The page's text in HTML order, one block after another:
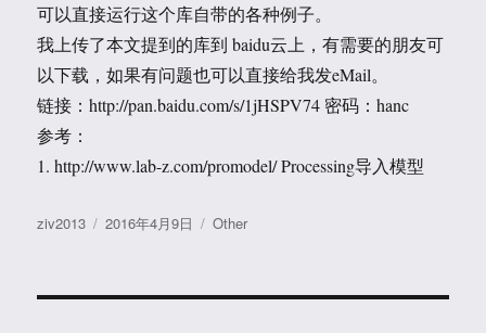
可以直接运行这个库自带的各种例子。
我上传了本文提到的库到 baidu云上，有需要的朋友可
以下载，如果有问题也可以直接给我发eMail。
链接：http://pan.baidu.com/s/1jHSPV74 密码：hanc
参考：
1. http://www.lab-z.com/promodel/ Processing导入模型
作
ziv2013
发
2016年4月9日
分
Other